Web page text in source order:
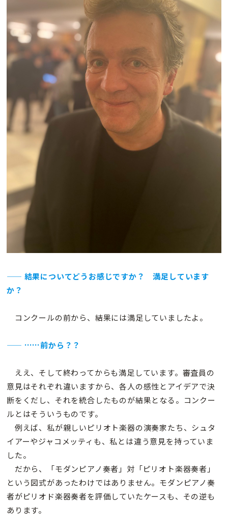
—— 結果についてどうお感じですか？ 満足しています
か？
コンクールの前から、結果には満足していましたよ。
—— ……前から？？
ええ、そして終わってからも満足しています。審査員の
意見はそれぞれ違いますから、各人の感性とアイデアで決
断をくだし、それを統合したものが結果となる。コンクー
ルとはそういうものです。
例えば、私が親しいピリオト楽器の演奏家たち、シュタ
イアーやジャコメッティも、私とは違う意見を持っていま
した。
だから、「モダンピアノ奏者」対「ピリオト楽器奏者」
という図式があったわけではありません。モダンピアノ奏
者がピリオド楽器奏者を評価していたケースも、その逆も
あります。